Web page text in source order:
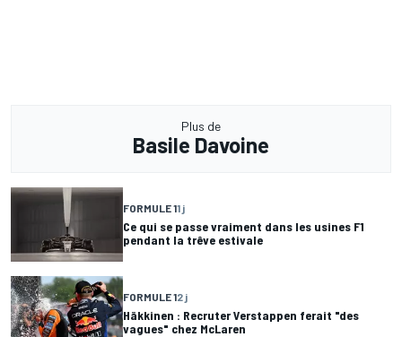
Plus de
Basile Davoine
FORMULE 11 j
Ce qui se passe vraiment dans les usines F1
pendant la trêve estivale
FORMULE 12 j
Häkkinen : Recruter Verstappen ferait "des
vagues" chez McLaren